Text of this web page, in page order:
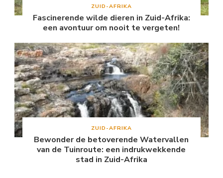
ZUID-AFRIKA
Fascinerende wilde dieren in Zuid-Afrika:
een avontuur om nooit te vergeten!
ZUID-AFRIKA
Bewonder de betoverende Watervallen
van de Tuinroute: een indrukwekkende
stad in Zuid-Afrika